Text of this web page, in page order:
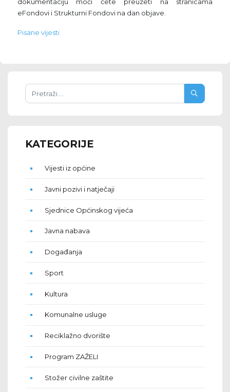
dokumentaciju moći ćete preuzeti na stranicama
eFondovi i Strukturni Fondovi na dan objave.
Pisane vijesti
KATEGORIJE
Vijesti iz općine
Javni pozivi i natječaji
Sjednice Općinskog vijeća
Javna nabava
Događanja
Sport
Kultura
Komunalne usluge
Reciklažno dvorište
Program ZAŽELI
Stožer civilne zaštite